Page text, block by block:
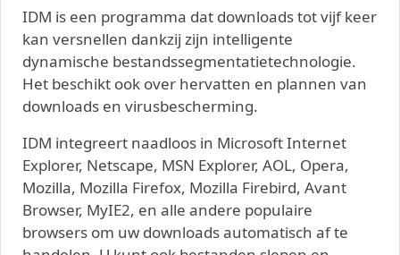
IDM is een programma dat downloads tot vijf keer
kan versnellen dankzij zijn intelligente
dynamische bestandssegmentatietechnologie.
Het beschikt ook over hervatten en plannen van
downloads en virusbescherming.
IDM integreert naadloos in Microsoft Internet
Explorer, Netscape, MSN Explorer, AOL, Opera,
Mozilla, Mozilla Firefox, Mozilla Firebird, Avant
Browser, MyIE2, en alle andere populaire
browsers om uw downloads automatisch af te